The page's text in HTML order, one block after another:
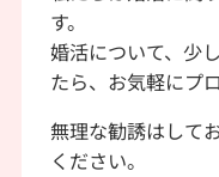
す。
婚活について、少
たら、お気軽にプ
無理な勧誘はして
ください。